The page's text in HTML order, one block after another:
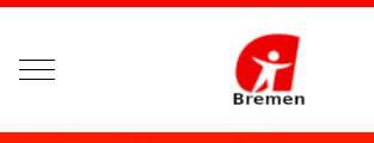
Mobile Menu Toggle